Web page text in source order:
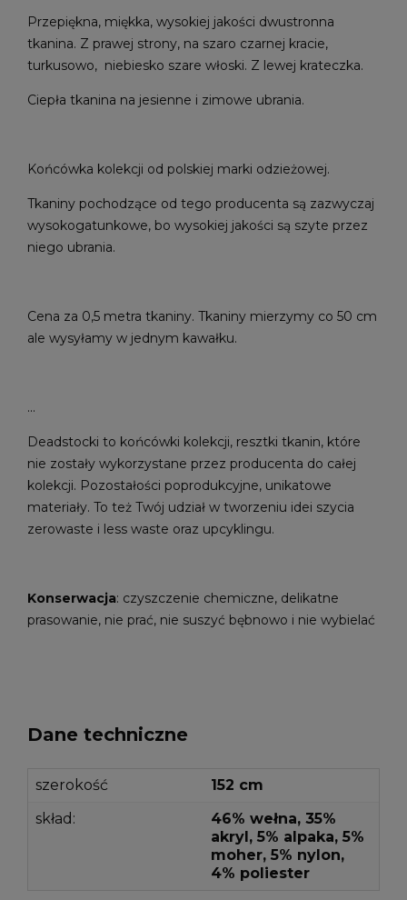
Przepiękna, miękka, wysokiej jakości dwustronna
tkanina. Z prawej strony, na szaro czarnej kracie,
turkusowo, niebiesko szare włoski. Z lewej krateczka.
Ciepła tkanina na jesienne i zimowe ubrania.
Końcówka kolekcji od polskiej marki odzieżowej.
Tkaniny pochodzące od tego producenta są zazwyczaj
wysokogatunkowe, bo wysokiej jakości są szyte przez
niego ubrania.
Cena za 0,5 metra tkaniny. Tkaniny mierzymy co 50 cm
ale wysyłamy w jednym kawałku.
...
Deadstocki to końcówki kolekcji, resztki tkanin, które
nie zostały wykorzystane przez producenta do całej
kolekcji. Pozostałości poprodukcyjne, unikatowe
materiały. To też Twój udział w tworzeniu idei szycia
zerowaste i less waste oraz upcyklingu.
Konserwacja: czyszczenie chemiczne, delikatne
prasowanie, nie prać, nie suszyć bębnowo i nie wybielać
Dane techniczne
szerokość
152 cm
skład:
46% wełna, 35%
akryl, 5% alpaka, 5%
moher, 5% nylon,
4% poliester